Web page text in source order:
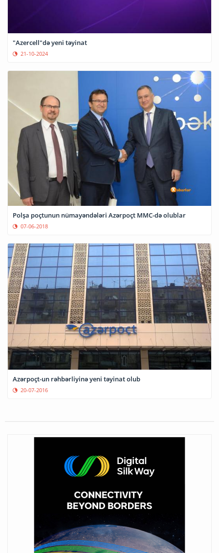
"Azercell"də yeni təyinat
21-10-2024
Polşa poçtunun nümayəndələri Azərpoçt MMC-də olublar
07-06-2018
Azərpoçt-un rəhbərliyinə yeni təyinat olub
20-07-2016